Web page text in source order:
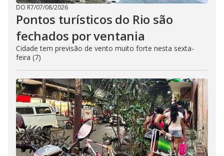
DO R7/07/08/2026
Pontos turísticos do Rio são
fechados por ventania
Cidade tem previsão de vento muito forte nesta sexta-
feira (7)